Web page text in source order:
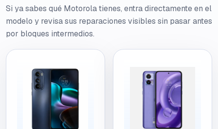
Si ya sabes qué Motorola tienes, entra directamente en el
modelo y revisa sus reparaciones visibles sin pasar antes
por bloques intermedios.